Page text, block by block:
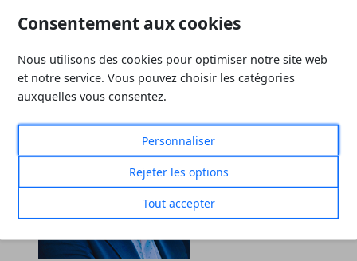
Consentement aux cookies
Nous utilisons des cookies pour optimiser notre site web
et notre service. Vous pouvez choisir les catégories
auxquelles vous consentez.
Personnaliser
Rejeter les options
Tout accepter